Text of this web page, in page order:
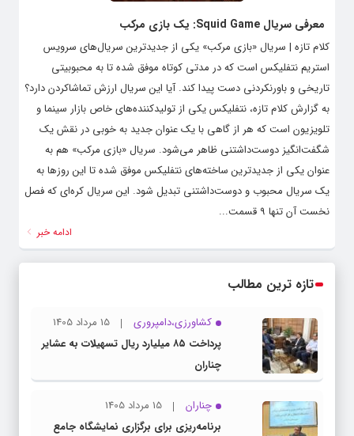
معرفی سریال Squid Game: یک بازی مرکب
کلام تازه | سریال «بازی مرکب» یکی از جدیدترین سریال‌های سرویس
استریم نتفلیکس است که در مدتی کوتاه موفق شده تا به محبوبیتی
تاریخی و باورنکردنی دست پیدا کند. آیا این سریال ارزش تماشاکردن دارد؟
به گزارش کلام تازه، نتفلیکس یکی از تولیدکننده‌های خاص بازار سینما و
تلویزیون است که هر از گاهی با یک عنوان جدید به خوبی در نقش یک
شگفت‌انگیز دوست‌داشتنی ظاهر می‌شود. سریال «بازی مرکب» هم به
عنوان یکی از جدیدترین ساخته‌های نتفلیکس موفق شده تا این روزها به
یک سریال محبوب و دوست‌داشتنی تبدیل شود. این سریال کره‌ای که فصل
نخست آن تنها ۹ قسمت...
ادامه خبر
تازه ترین مطالب
کشاورزی،دامپروری
15 مرداد 1405
پرداخت ۸۵ میلیارد ریال تسهیلات به عشایر
چناران
چناران
15 مرداد 1405
برنامه‌ریزی برای برگزاری نمایشگاه جامع